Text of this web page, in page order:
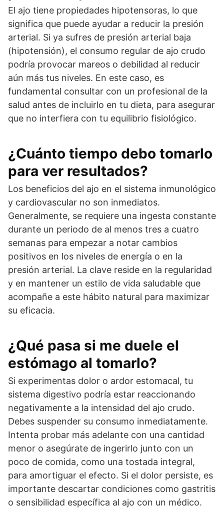
El ajo tiene propiedades hipotensoras, lo que
significa que puede ayudar a reducir la presión
arterial. Si ya sufres de presión arterial baja
(hipotensión), el consumo regular de ajo crudo
podría provocar mareos o debilidad al reducir
aún más tus niveles. En este caso, es
fundamental consultar con un profesional de la
salud antes de incluirlo en tu dieta, para asegurar
que no interfiera con tu equilibrio fisiológico.
¿Cuánto tiempo debo tomarlo
para ver resultados?
Los beneficios del ajo en el sistema inmunológico
y cardiovascular no son inmediatos.
Generalmente, se requiere una ingesta constante
durante un periodo de al menos tres a cuatro
semanas para empezar a notar cambios
positivos en los niveles de energía o en la
presión arterial. La clave reside en la regularidad
y en mantener un estilo de vida saludable que
acompañe a este hábito natural para maximizar
su eficacia.
¿Qué pasa si me duele el
estómago al tomarlo?
Si experimentas dolor o ardor estomacal, tu
sistema digestivo podría estar reaccionando
negativamente a la intensidad del ajo crudo.
Debes suspender su consumo inmediatamente.
Intenta probar más adelante con una cantidad
menor o asegúrate de ingerirlo junto con un
poco de comida, como una tostada integral,
para amortiguar el efecto. Si el dolor persiste, es
importante descartar condiciones como gastritis
o sensibilidad específica al ajo con un médico.